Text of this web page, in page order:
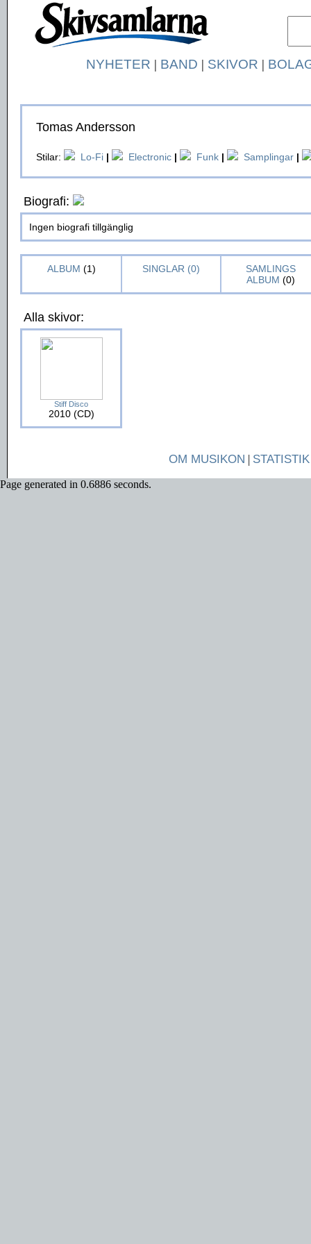
NYHETER | BAND | SKIVOR |
Tomas Andersson
Stilar: Lo-Fi | Electronic | Funk | Samplingar |
Biografi:
Ingen biografi tillgänglig
ALBUM (1) SINGLAR (0)
SAMLINGS
ALBUM (0)
Alla skivor:
Stiff Disco
2010 (CD)
OM MUSIKON | STATISTIK
Page generated in 0.6886 seconds.